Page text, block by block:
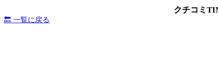
クチコミ
🔙 一覧に戻る